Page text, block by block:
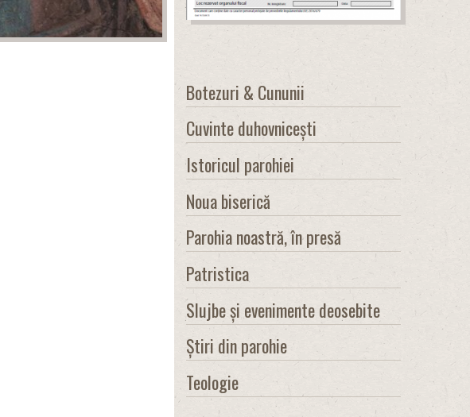
Botezuri & Cununii
Cuvinte duhovnicești
Istoricul parohiei
Noua biserică
Parohia noastră, în presă
Patristica
Slujbe și evenimente deosebite
Știri din parohie
Teologie